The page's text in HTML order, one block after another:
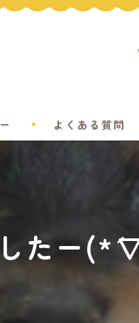
よくある質問
たー